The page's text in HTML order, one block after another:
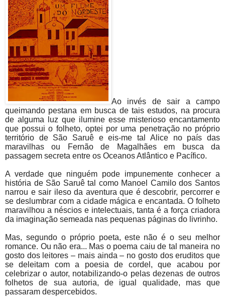
Ao invés de sair a campo
queimando pestana em busca de tais estudos, na procura
de alguma luz que ilumine esse mist­erioso encantamento
que possui o folheto, optei por uma penetração no próprio
território de São Saruê e eis-me tal Alice no país das
maravilhas ou Fernão de Magalhães em busca da
passagem secreta entre os Oceanos Atlântico e Pacífico.
A verdade que ninguém pode impunemente conhecer a
história de São Saruê tal como Manoel Camilo dos Santos
narrou e sair ileso da aventura que é descobrir, percorrer e
se deslumbrar com a cidade mágica e encantada. O folheto
maravilhou a néscios e intelectuais, tanta é a força criadora
da imaginação semeada nas pequenas páginas do livrinho.
Mas, segundo o próprio poeta, este não é o seu melhor
romance. Ou não era... Mas o poema caiu de tal maneira no
gosto dos leitores – mais ainda – no gosto dos eruditos que
se deleitam com a poesia de cordel, que acabou por
celebrizar o autor, notabilizando-o pelas dezenas de outros
folhetos de sua autoria, de igual qualidade, mas que
passaram despercebidos.